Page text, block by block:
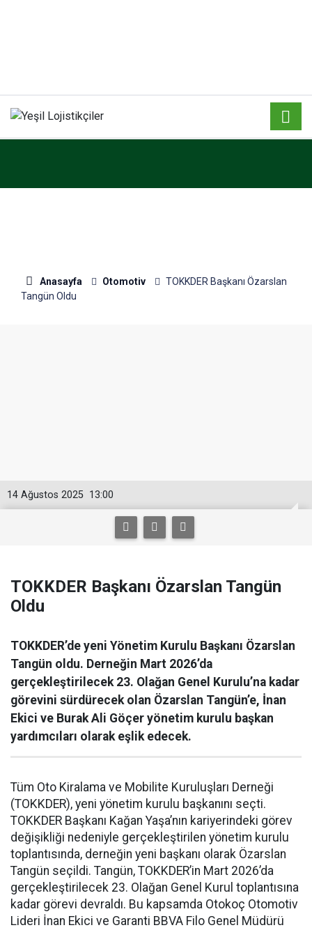
Anasayfa Otomotiv
TOKKDER Başkanı Özarslan
Tangün Oldu
13:00
14 Ağustos 2025
TOKKDER Başkanı Özarslan Tangün
Oldu
TOKKDER’de yeni Yönetim Kurulu Başkanı Özarslan
Tangün oldu. Derneğin Mart 2026’da
gerçekleştirilecek 23. Olağan Genel Kurulu’na kadar
görevini sürdürecek olan Özarslan Tangün’e, İnan
Ekici ve Burak Ali Göçer yönetim kurulu başkan
yardımcıları olarak eşlik edecek.
Tüm Oto Kiralama ve Mobilite Kuruluşları Derneği
(TOKKDER), yeni yönetim kurulu başkanını seçti.
TOKKDER Başkanı Kağan Yaşa’nın kariyerindeki görev
değişikliği nedeniyle gerçekleştirilen yönetim kurulu
toplantısında, derneğin yeni başkanı olarak Özarslan
Tangün seçildi. Tangün, TOKKDER’in Mart 2026’da
gerçekleştirilecek 23. Olağan Genel Kurul toplantısına
kadar görevi devraldı. Bu kapsamda Otokoç Otomotiv
Lideri İnan Ekici ve Garanti BBVA Filo Genel Müdürü